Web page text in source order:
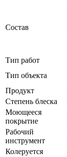
Состав
Тип работ
Тип объекта
Продукт
Степень блеска
Моющееся
покрытие
Рабочий
инструмент
Колеруется